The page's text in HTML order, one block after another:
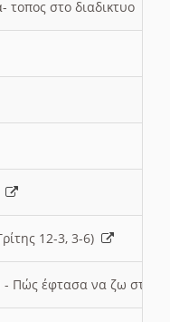
τοπος στο διαδικτυο
12-3, 3-6)
- Πώς έφτασα να ζω στην